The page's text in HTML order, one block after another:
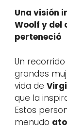
Una visión
Woolf y
perteneció
Un
grandes
vida de
que la
Estos
menudo